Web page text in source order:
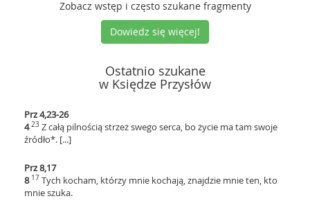
Zobacz wstęp i często szukane fragmenty
Dowiedz się więcej!
Ostatnio szukane
w Księdze Przysłów
Prz 4,23-26
4 23 Z całą pilnością strzeż swego serca, bo życie ma tam swoje
źródło*. [...]
Prz 8,17
8 17 Tych kocham, którzy mnie kochają, znajdzie mnie ten, kto
mnie szuka.